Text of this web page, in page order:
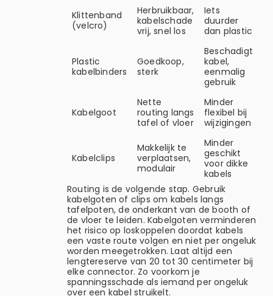
Klittenband
(velcro)
Herbruikbaar,
kabelschade
vrij, snel los
Iets
duurder
dan plastic
Plastic
kabelbinders
Goedkoop,
sterk
Beschadigt
kabel,
eenmalig
gebruik
Kabelgoot
Nette
routing langs
tafel of vloer
Minder
flexibel bij
wijzigingen
Kabelclips
Makkelijk te
verplaatsen,
modulair
Minder
geschikt
voor dikke
kabels
Routing is de volgende stap. Gebruik
kabelgoten of clips om kabels langs
tafelpoten, de onderkant van de booth of
de vloer te leiden. Kabelgoten verminderen
het risico op loskoppelen doordat kabels
een vaste route volgen en niet per ongeluk
worden meegetrokken. Laat altijd een
lengtereserve van 20 tot 30 centimeter bij
elke connector. Zo voorkom je
spanningsschade als iemand per ongeluk
over een kabel struikelt.